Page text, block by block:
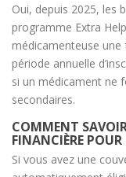
Oui, depuis 2025, les
programme Extra
médicamenteuse une
période annuelle
si un médicament ne
secondaires.
COMMENT SAVOIR
FINANCIÈRE
Si vous avez une